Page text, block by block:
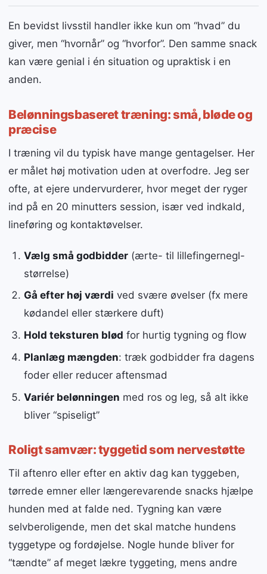
En bevidst livsstil handler ikke kun om “hvad” du
giver, men “hvornår” og “hvorfor”. Den samme snack
kan være genial i én situation og upraktisk i en
anden.
Belønningsbaseret træning: små, bløde og
præcise
I træning vil du typisk have mange gentagelser. Her
er målet høj motivation uden at overfodre. Jeg ser
ofte, at ejere undervurderer, hvor meget der ryger
ind på en 20 minutters session, især ved indkald,
lineføring og kontaktøvelser.
Vælg små godbidder(ærte- til lillefingernegl-
størrelse)
Gå efter høj værdi ved svære øvelser (fx mere
kødandel eller stærkere duft)
Hold teksturen blød for hurtig tygning og flow
Planlæg mængden: træk godbidder fra dagens
foder eller reducer aftensmad
Variér belønningen med ros og leg, så alt ikke
bliver “spiseligt”
Roligt samvær: tyggetid som nervestøtte
Til aftenro eller efter en aktiv dag kan tyggeben,
tørrede emner eller længerevarende snacks hjælpe
hunden med at falde ned. Tygning kan være
selvberoligende, men det skal matche hundens
tyggetype og fordøjelse. Nogle hunde bliver for
“tændte” af meget lækre tyggeting, mens andre